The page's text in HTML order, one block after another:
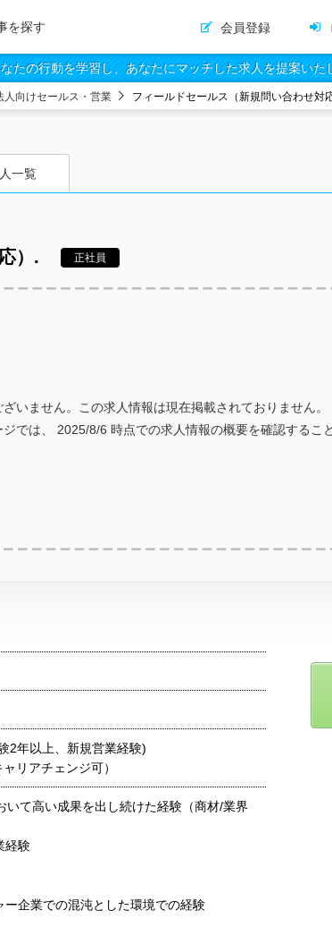
を探す 会員登録
たの行動を学習し、あなたにマッチした求人を提案いた
人向けセールス・営業 フィールドセールス（新規問い合わせ対
一覧
）. 正社員
いません。この求人情報は現在掲載されておりません。
ジでは、 2025/8/6 時点での求人情報の概要を確認するこ
2年以上、新規営業経験)
リアチェンジ可）
いて高い成果を出し続けた経験（商材/業界
経験
ー企業での混沌とした環境での経験